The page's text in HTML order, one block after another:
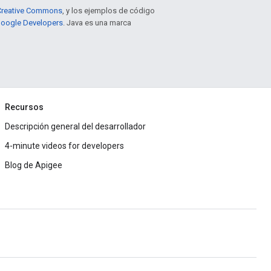
Commons, y los ejemplos de código
Developers. Java es una marca
Recursos
Descripción general del desarrollador
4-minute videos for developers
Blog de Apigee